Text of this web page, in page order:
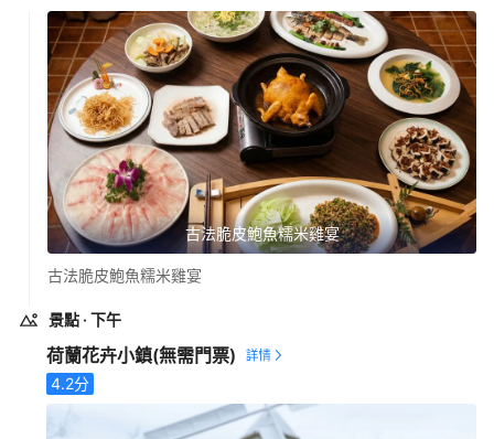
古法脆皮鮑魚糯米雞宴
古法脆皮鮑魚糯米雞宴
景點 · 下午
荷蘭花卉小鎮(無需門票)
4.2分